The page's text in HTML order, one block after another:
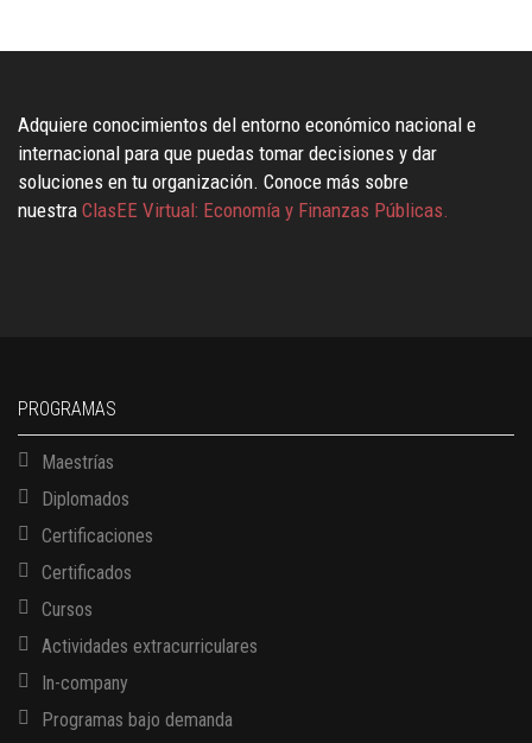
Adquiere conocimientos del entorno económico nacional e
internacional para que puedas tomar decisiones y dar
soluciones en tu organización. Conoce más sobre
nuestra ClasEE Virtual: Economía y Finanzas Públicas.
PROGRAMAS
Maestrías
Diplomados
Certificaciones
Certificados
Cursos
Actividades extracurriculares
In-company
Programas bajo demanda